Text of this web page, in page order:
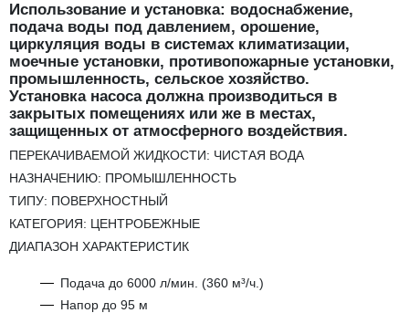
Использование и установка: водоснабжение,
подача воды под давлением, орошение,
циркуляция воды в системах климатизации,
моечные установки, противопожарные установки,
промышленность, сельское хозяйство.
Установка насоса должна производиться в
закрытых помещениях или же в местах,
защищенных от атмосферного воздействия.
ПЕРЕКАЧИВАЕМОЙ ЖИДКОСТИ: ЧИСТАЯ ВОДА
НАЗНАЧЕНИЮ: ПРОМЫШЛЕННОСТЬ
ТИПУ: ПОВЕРХНОСТНЫЙ
КАТЕГОРИЯ: ЦЕНТРОБЕЖНЫЕ
ДИАПАЗОН ХАРАКТЕРИСТИК
Подача до 6000 л/мин. (360 м³/ч.)
Напор до 95 м